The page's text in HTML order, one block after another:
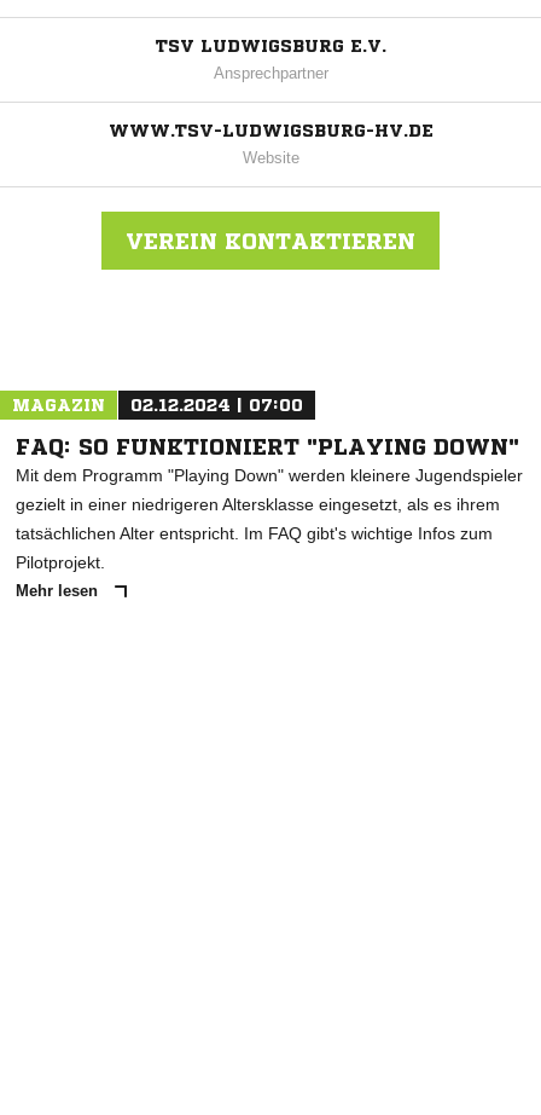
TSV LUDWIGSBURG E.V.
Ansprechpartner
WWW.TSV-LUDWIGSBURG-HV.DE
Website
VEREIN KONTAKTIEREN
MAGAZIN 02.12.2024 | 07:00
FAQ: SO FUNKTIONIERT "PLAYING DOWN"
Mit dem Programm "Playing Down" werden kleinere Jugendspieler
gezielt in einer niedrigeren Altersklasse eingesetzt, als es ihrem
tatsächlichen Alter entspricht. Im FAQ gibt's wichtige Infos zum
Pilotprojekt.
Mehr lesen